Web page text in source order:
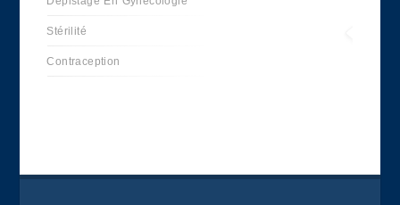
Stérilité
Contraception